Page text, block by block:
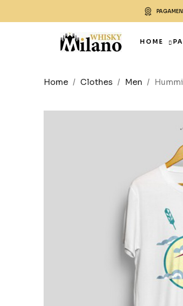
HOME
Home Clothes Men